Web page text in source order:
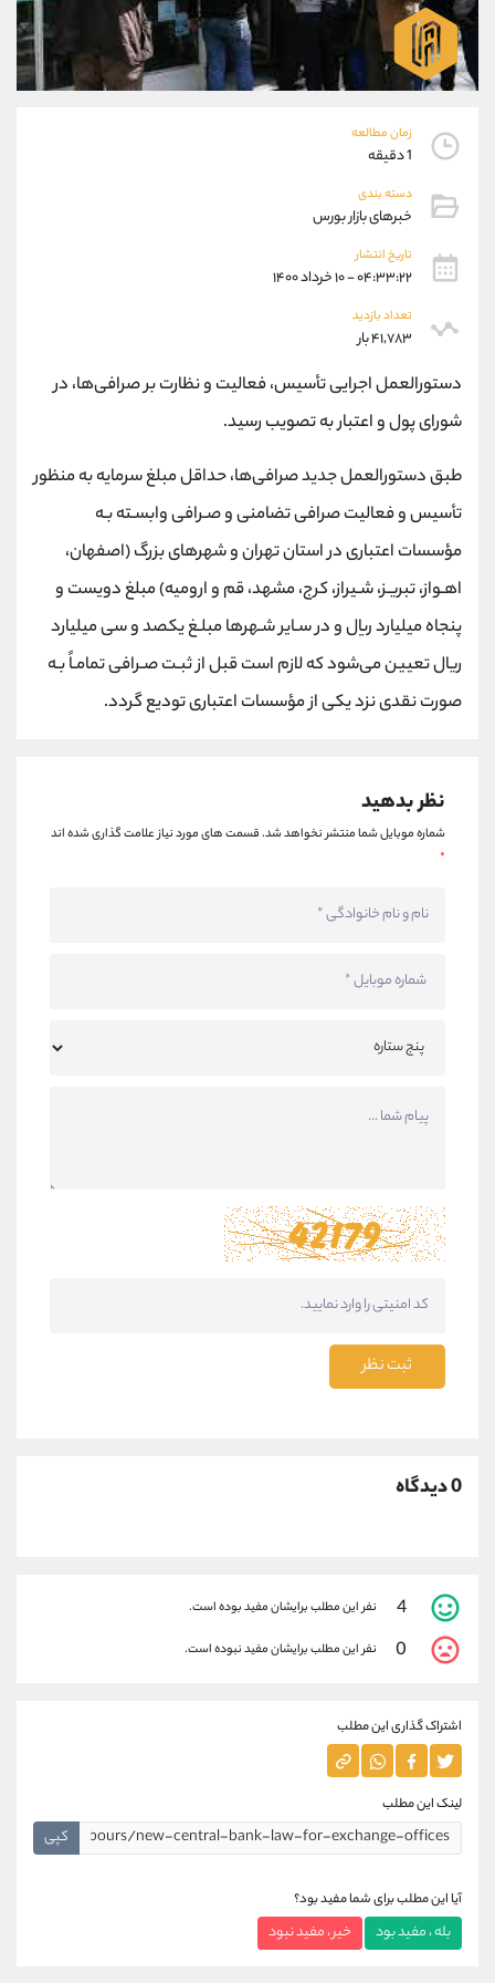
زمان مطالعه
1 دقیقه
دسته بندی
خبرهای بازار بورس
تاریخ انتشار
۰۴:۳۳:۲۲ - ۱۰ خرداد ۱۴۰۰
تعداد بازدید
۴۱,۷۸۳ بار
دستورالعمل اجرایی تأسیس، فعالیت و نظارت بر صرافی‌ها، در
شورای پول و اعتبار به تصویب رسید.
طبق دستورالعمل جدید صرافی‌ها، حداقل مبلغ سرمایه به منظور
تأسیس و فعالیت صرافی تضامنی و صـرافی وابسـته بـه
مؤسسات اعتباری در استان تهران و شهرهای بزرگ (اصفهان،
اهـواز، تبریـز، شـیراز، کرج، مشهد، قم و ارومیه) مبلغ دویست و
پنجاه میلیارد ریال و در سـایر شـهرها مبلـغ یکصد و سی میلیارد
ریال تعیین می‌شود که لازم است قبل از ثبـت صـرافی تمامـاً بـه
صورت نقدی نزد یکی از مؤسسات اعتباری تودیع گردد.
نظر بدهید
شماره موبایل شما منتشر نخواهد شد.قسمت های مورد نیاز علامت گذاری شده اند
*
ثبت نظر
0 دیدگاه
4 نفر این مطلب برایشان مفید بوده است.
0 نفر این مطلب برایشان مفید نبوده است.
اشتراک گذاری این مطلب
لینک این مطلب
کپی
آیا این مطلب برای شما مفید بود؟
بله ، مفید بود خیر ، مفید نبود
09101364784
واتساپ شروع گفتگو
تلگرام @Armteam_admin_104
داخلی 104
پشتیبان فروش
واتساپ
داخلی
اطلاعات تماس
تلفن 021-22021040
بدون پیش شماره
کانال تلگرام @alirezamehrabi_com
کانال بله @alirezamehrabi_official